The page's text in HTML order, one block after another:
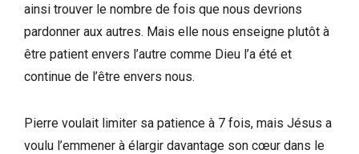
ainsi trouver le nombre de fois que nous devrions
pardonner aux autres. Mais elle nous enseigne plutôt à
être patient envers l’autre comme Dieu l’a été et
continue de l’être envers nous.
Pierre voulait limiter sa patience à 7 fois, mais Jésus a
voulu l’emmener à élargir davantage son cœur dans le